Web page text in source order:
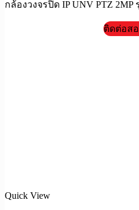
กล้องวงจรปิด IP UNV PTZ 2MP
ติดต่อส
Quick View